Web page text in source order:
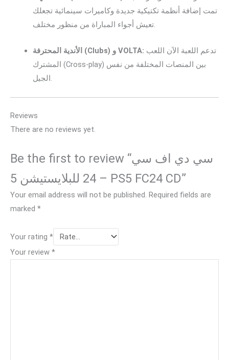
تمت إضافة أنظمة تكتيكية جديدة وكاميرات سينمائية تجعلك
تعيش أجواء المباراة من منظور مختلف.
الأندية المحترفة (Clubs) و VOLTA:
المشترك (Cross-play) بين المنصات المختلفة من نفس
الجيل.
Reviews
There are no reviews yet.
Be the first to review “سي دي اف سي
24 للبلايستيشن 5 – PS5 FC24 CD”
Your email address will not be published. Required fields are
marked *
Your rating *
Your review *